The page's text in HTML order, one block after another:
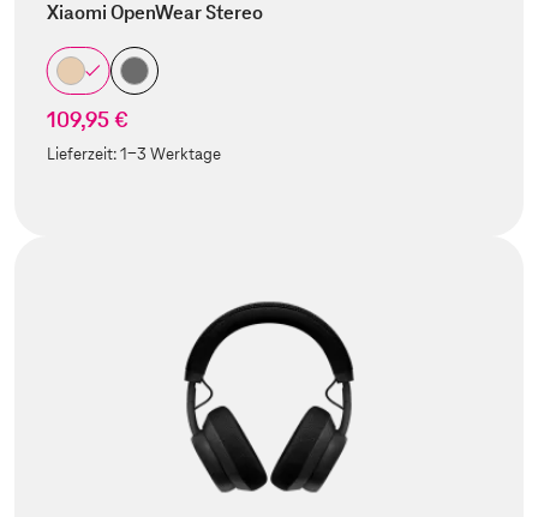
Xiaomi OpenWear Stereo
109,95 €
Lieferzeit:1-3 Werktage